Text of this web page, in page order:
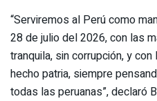
“Serviremos al Perú como
28 de julio del 2026, con las
tranquila, sin corrupción, y
hecho patria, siempre
todas las peruanas”, declaró